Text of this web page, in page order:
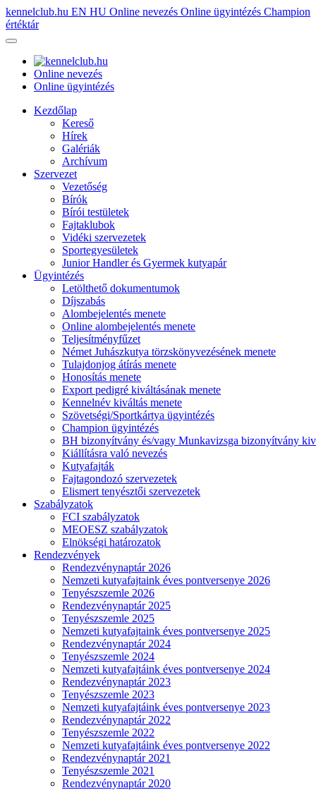
kennelclub.hu EN HU Online nevezés Online ügyintézés Champion
értéktár
Online nevezés
Online ügyintézés
Kezdőlap
Kereső
Hírek
Galériák
Archívum
Szervezet
Vezetőség
Bírók
Bírói testületek
Fajtaklubok
Vidéki szervezetek
Sportegyesületek
Junior Handler és Gyermek kutyapár
Ügyintézés
Letölthető dokumentumok
Díjszabás
Alombejelentés menete
Online alombejelentés menete
Teljesítményfűzet
Német Juhászkutya törzskönyvezésének menete
Tulajdonjog átírás menete
Honosítás menete
Export pedigré kiváltásának menete
Kennelnév kiváltás menete
Szövetségi/Sportkártya ügyintézés
Champion ügyintézés
BH bizonyítvány és/vagy Munkavizsga bizonyítvány
Kiállításra való nevezés
Kutyafajták
Fajtagondozó szervezetek
Elismert tenyésztői szervezetek
Szabályzatok
FCI szabályzatok
MEOESZ szabályzatok
Elnökségi határozatok
Rendezvények
Rendezvénynaptár 2026
Nemzeti kutyafajtaink éves pontversenye 2026
Tenyészszemle 2026
Rendezvénynaptár 2025
Tenyészszemle 2025
Nemzeti kutyafajtaink éves pontversenye 2025
Rendezvénynaptár 2024
Tenyészszemle 2024
Nemzeti kutyafajtáink éves pontversenye 2024
Rendezvénynaptár 2023
Tenyészszemle 2023
Nemzeti kutyafajtáink éves pontversenye 2023
Rendezvénynaptár 2022
Tenyészszemle 2022
Nemzeti kutyafajtáink éves pontversenye 2022
Rendezvénynaptár 2021
Tenyészszemle 2021
Rendezvénynaptár 2020